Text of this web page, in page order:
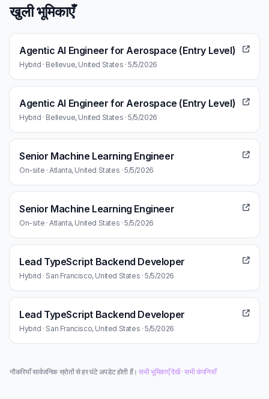
खुली भूमिकाएँ
Agentic AI Engineer for Aerospace (Entry Level)
Hybrid · Bellevue, United States · 5/5/2026
Agentic AI Engineer for Aerospace (Entry Level)
Hybrid · Bellevue, United States · 5/5/2026
Senior Machine Learning Engineer
On-site · Atlanta, United States · 5/5/2026
Senior Machine Learning Engineer
On-site · Atlanta, United States · 5/5/2026
Lead TypeScript Backend Developer
Hybrid · San Francisco, United States · 5/5/2026
Lead TypeScript Backend Developer
Hybrid · San Francisco, United States · 5/5/2026
नौकरियाँ सार्वजनिक स्रोतों से हर घंटे अपडेट होती हैं।सभी भूमिकाएँ देखें·सभी कंपनियाँ